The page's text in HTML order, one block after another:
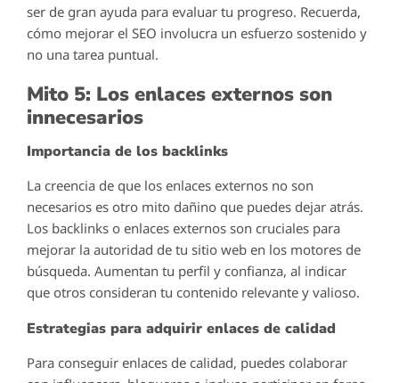
ser de gran ayuda para evaluar tu progreso. Recuerda,
cómo mejorar el SEO involucra un esfuerzo sostenido y
no una tarea puntual.
Mito 5: Los enlaces externos son
innecesarios
Importancia de los backlinks
La creencia de que los enlaces externos no son
necesarios es otro mito dañino que puedes dejar atrás.
Los backlinks o enlaces externos son cruciales para
mejorar la autoridad de tu sitio web en los motores de
búsqueda. Aumentan tu perfil y confianza, al indicar
que otros consideran tu contenido relevante y valioso.
Estrategias para adquirir enlaces de calidad
Para conseguir enlaces de calidad, puedes colaborar